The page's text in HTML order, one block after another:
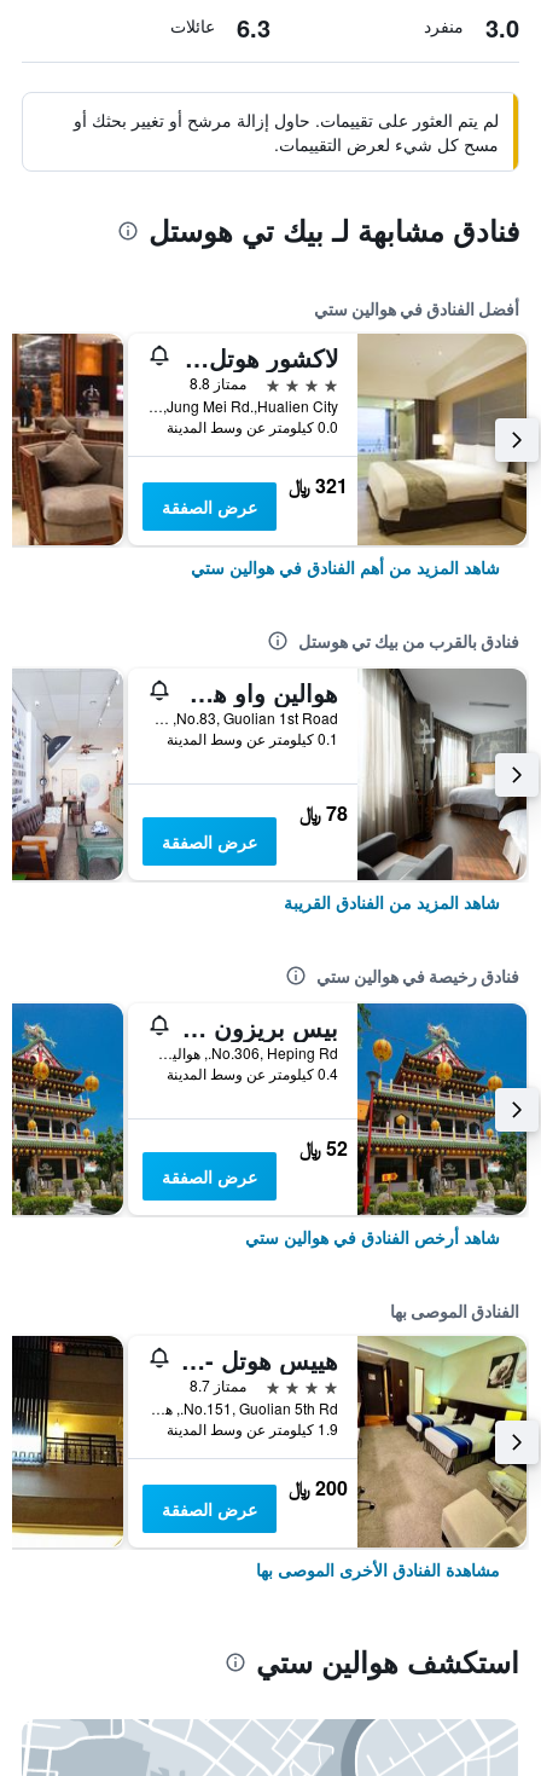
3.0
منفرد 6.3 عائلات
لم يتم العثور على تقييمات. حاول إزالة مرشح أو تغيير بحثك أو
مسح كل شيء لعرض التقييمات.
فنادق مشابهة لـ بيك تي هوستل
أفضل الفنادق في هوالين ستي
لاكشور هوتل هولين
4 نجوم
ممتاز 8.8
No.142,Jung Mei Rd.,Hualien City, هوالين ستي, تايوان
0.0 كيلومتر عن وسط المدينة
321 ﷼
عرض الصفقة
شاهد المزيد من أهم الفنادق في هوالين ستي
فنادق بالقرب من بيك تي هوستل
هوالين واو هوستل
No.83, Guolian 1st Road, هوالين ستي, تايوان
0.1 كيلومتر عن وسط المدينة
78 ﷼
عرض الصفقة
شاهد المزيد من الفنادق القريبة
فنادق رخيصة في هوالين ستي
بيس بريزون كافيه إن
No.306, Heping Rd., هوالين ستي, تايوان
0.4 كيلومتر عن وسط المدينة
52 ﷼
عرض الصفقة
شاهد أرخص الفنادق في هوالين ستي
الفنادق الموصى بها
هييس هوتل - هوالين
4 نجوم
ممتاز 8.7
No.151, Guolian 5th Rd., هوالين ستي, تايوان
1.9 كيلومتر عن وسط المدينة
200 ﷼
عرض الصفقة
مشاهدة الفنادق الأخرى الموصى بها
استكشف هوالين ستي